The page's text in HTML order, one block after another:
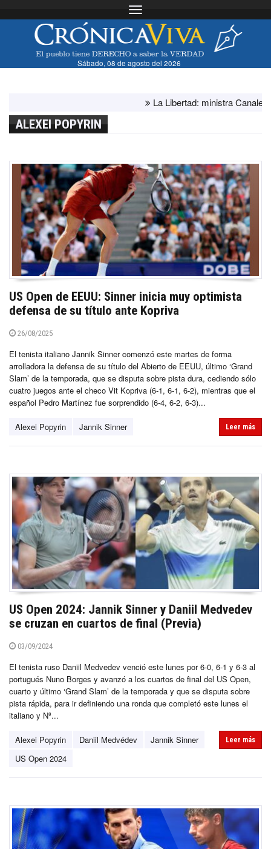
Toggle navigation
Sábado, 08 de agosto del 2026
La Libertad: ministra Canales
ALEXEI POPYRIN
US Open de EEUU: Sinner inicia muy optimista
defensa de su título ante Kopriva
26/08/2025
El tenista italiano Jannik Sinner comenzó este martes de forma
arrolladora la defensa de su título del Abierto de EEUU, último ‘Grand
Slam’ de la temporada, que se disputa sobre pista dura, cediendo sólo
cuatro juegos ante el checo Vit Kopriva (6-1, 6-1, 6-2), mientras que el
español Pedro Martínez fue sorprendido (6-4, 6-2, 6-3)...
Alexei Popyrin Jannik Sinner Leer más
US Open 2024: Jannik Sinner y Daniil Medvedev
se cruzan en cuartos de final (Previa)
03/09/2024
El tenista ruso Daniil Medvedev venció este lunes por 6-0, 6-1 y 6-3 al
portugués Nuno Borges y avanzó a los cuartos de final del US Open,
cuarto y último ‘Grand Slam’ de la temporada y que se disputa sobre
pista rápida, para ir definiendo una ronda que completó este lunes el
italiano y Nº...
Alexei Popyrin Daniil Medvédev
Jannik Sinner
US Open 2024
Leer más